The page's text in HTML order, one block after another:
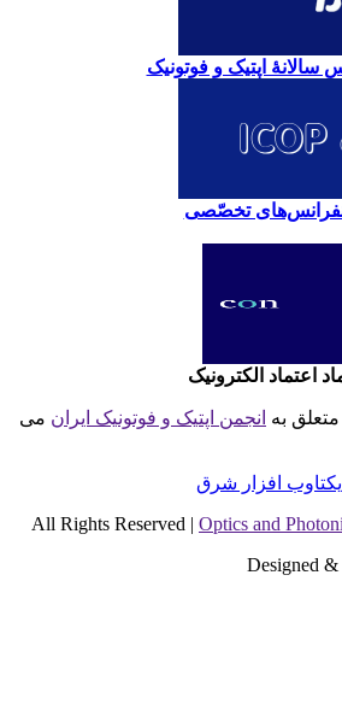
سالانۀ اپتیک و فوتونیک
تخصّصی
اعتماد الکترونیک
بهانجمن اپتیک و فوتونیک ایران می
افزار شرق
Optics and
Designed